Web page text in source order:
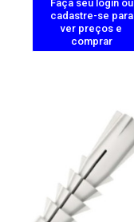
Faça seu login ou
cadastre-se para
ver preços e
comprar